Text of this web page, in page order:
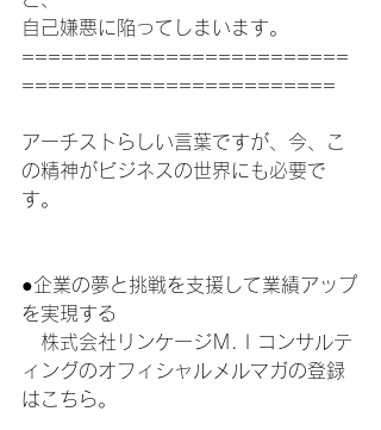
自己嫌悪に陥ってしまいます。
=========================
========================
アーチストらしい言葉ですが、今、こ
の精神がビジネスの世界にも必要で
す。
●企業の夢と挑戦を支援して業績アップ
を実現する
株式会社リンケージＭ.Ｉコンサルテ
ィングのオフィシャルメルマガの登録
はこちら。